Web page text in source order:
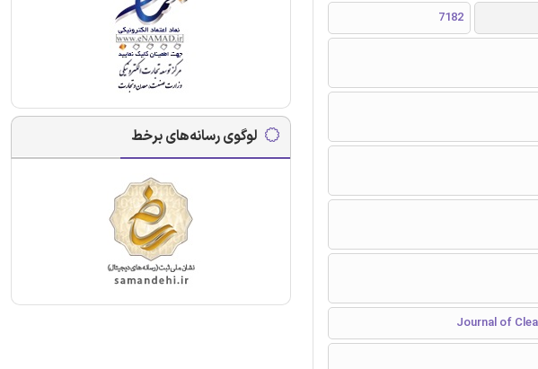
7182
لوگوی رسانه‌های برخط